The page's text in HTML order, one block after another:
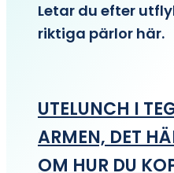
Letar du efter
riktiga pärlor här.
UTELUNCH I
ARMEN, DET
OM HUR DU